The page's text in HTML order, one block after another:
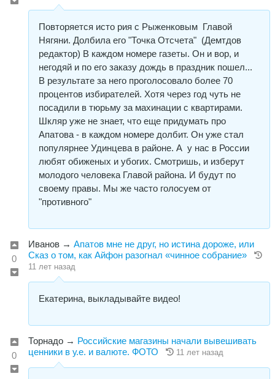
Повторяется исто рия с Рыженковым Главой
Нягяни. Долбила его "Точка Отсчета" (Демтдов
редактор) В каждом номере газеты. Он и вор, и
негодяй и по его заказу дождь в праздник пошел...
В результате за него проголосовало более 70
процентов избирателей. Хотя через год чуть не
посадили в тюрьму за махинации с квартирами.
Шкляр уже не знает, что еще придумать про
Апатова - в каждом номере долбит. Он уже стал
популярнее Удинцева в районе. А у нас в России
любят обиженых и убогих. Смотришь, и изберут
молодого человека Главой района. И будут по
своему правы. Мы же часто голосуем от
"противного"
0
Иванов → Апатов мне не друг, но истина дороже, или
Сказ о том, как Айфон разогнал «чинное собрание»
11 лет назад
Екатерина, выкладывайте видео!
0
Торнадо → Российские магазины начали вывешивать
ценники в у.е. и валюте. ФОТО
11 лет назад